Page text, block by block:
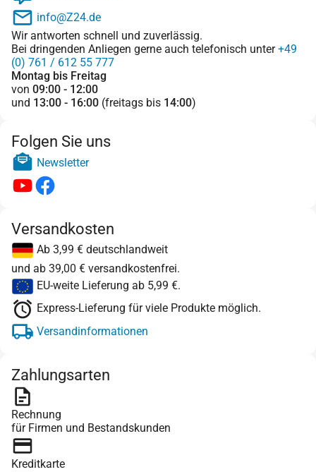
info@Z24.de
Wir antworten schnell und zuverlässig.
Bei dringenden Anliegen gerne auch telefonisch unter+49
(0) 761 / 612 55 777
Montag bis Freitag
von 09:00 - 12:00
und 13:00 - 16:00 (freitags bis 14:00)
Folgen Sie uns
Newsletter
Versandkosten
Ab 3,99 € deutschlandweit
und ab 39,00 € versandkostenfrei.
EU-weite Lieferung ab 5,99 €.
Express-Lieferung für viele Produkte möglich.
Versandinformationen
Zahlungsarten
Rechnung
für Firmen und Bestandskunden
Kreditkarte